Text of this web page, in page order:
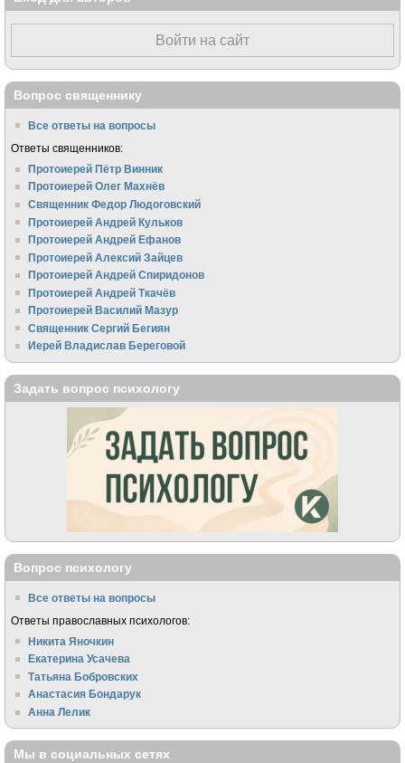
Войти на сайт
Вопрос священнику
Все ответы на вопросы
Ответы священников:
Протоиерей Пётр Винник
Протоиерей Олег Махнёв
Священник Федор Людоговский
Протоиерей Андрей Кульков
Протоиерей Андрей Ефанов
Протоиерей Алексий Зайцев
Протоиерей Андрей Спиридонов
Протоиерей Андрей Ткачёв
Протоиерей Василий Мазур
Священник Сергий Бегиян
Иерей Владислав Береговой
Задать вопрос психологу
Вопрос психологу
Все ответы на вопросы
Ответы православных психологов:
Никита Яночкин
Екатерина Усачева
Татьяна Бобровских
Анастасия Бондарук
Анна Лелик
Мы в социальных сетях